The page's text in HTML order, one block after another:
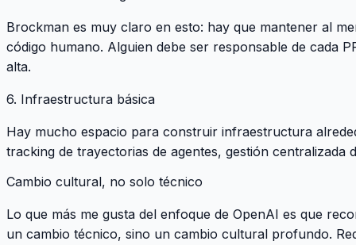
Brockman es muy claro en esto: hay que mantener al
código humano. Alguien debe ser responsable de cada
alta.
6. Infraestructura básica
Hay mucho espacio para construir infraestructura
tracking de trayectorias de agentes, gestión centralizada
Cambio cultural, no solo técnico
Lo que más me gusta del enfoque de OpenAI es que
un cambio técnico, sino un cambio cultural profundo.